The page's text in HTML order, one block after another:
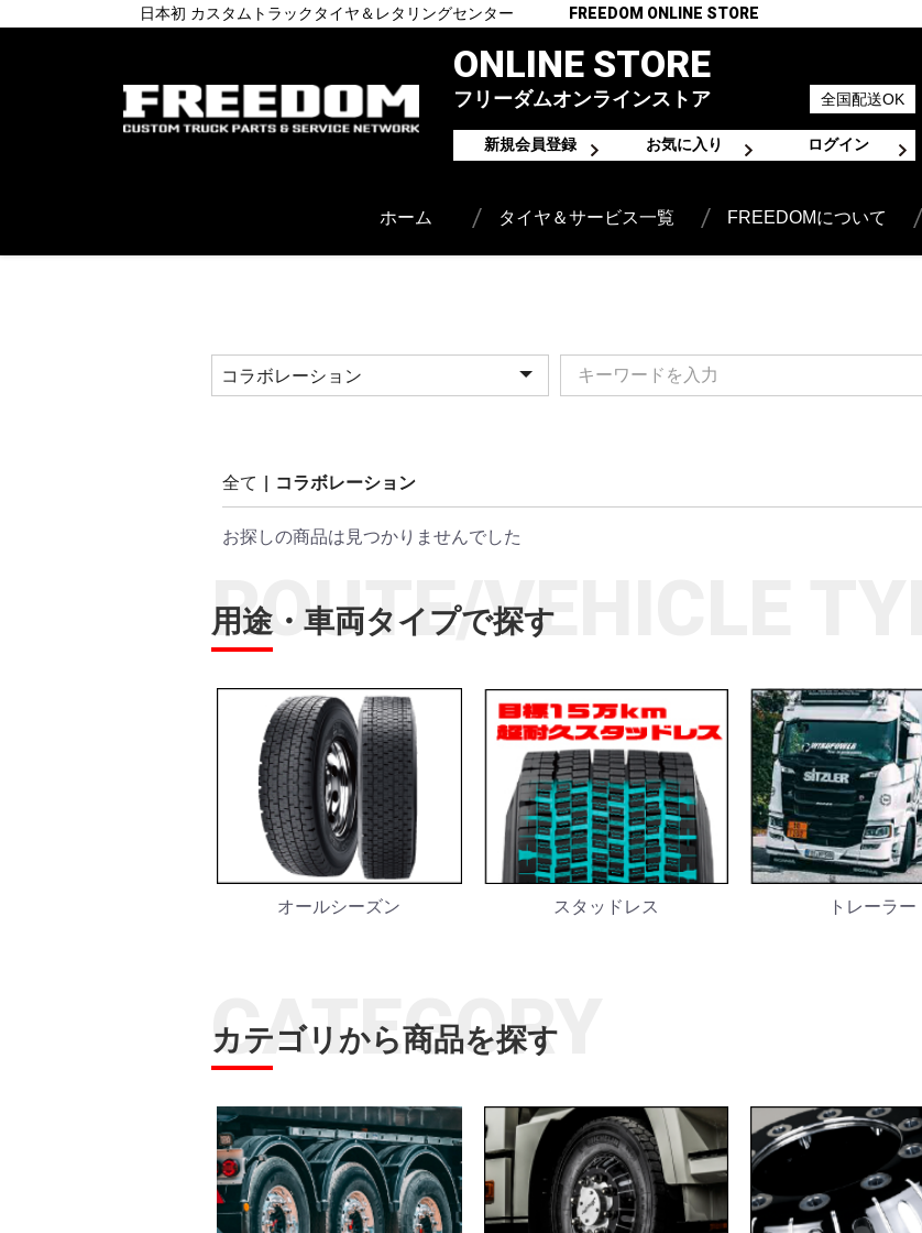
日本初 カスタムトラックタイヤ＆レタリングセンター FREEDOM ONLINE STORE
ONLINE STORE
フリーダムオンラインストア 全国配送OK
新規会員登録 お気に入り ログイン
ホーム タイヤ＆サービス一覧 FREEDOMについて
全て コラボレーション
お探しの商品は見つかりませんでした
ROUTE/VEHICLE
用途・車両タイプで探す
オールシーズン スタッドレス トレーラー
CATEGORY
カテゴリから商品を探す